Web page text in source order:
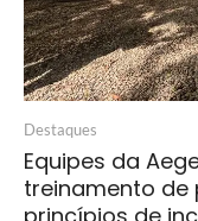
Destaques
Equipes da
treinamento de